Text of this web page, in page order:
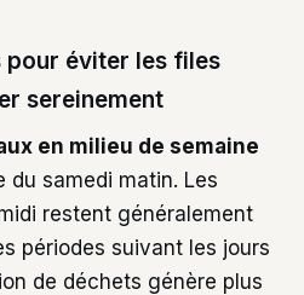
pour éviter les files
sereinement
en milieu de semaine
du samedi matin. Les
restent généralement
périodes suivant les jours
de déchets génère plus